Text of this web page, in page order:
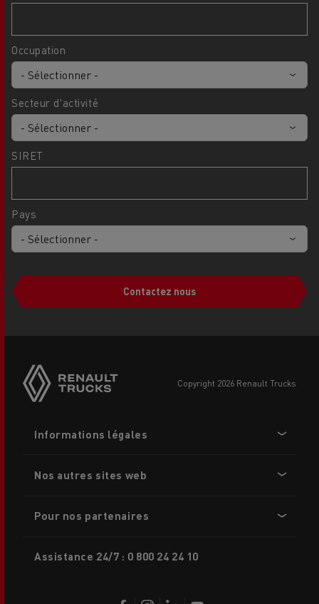
Occupation
Secteur d'activité
SIRET
Pays
Contactez nous
buttons
copyright 2026 Renault Trucks
menu
Informations légales
Nos autres sites web
Pour nos partenaires
Assistance 24/7 : 0 800 24 24 10